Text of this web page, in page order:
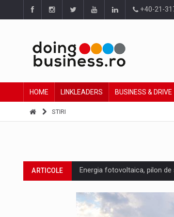
+40-21-
HOME LINKLEADERS BUSINESS & DRIVE
STIRI
ARTICOLE Energia fotovoltaica, pilon
Cum invatam sa spunem nu
Ingredient Spotlight: What